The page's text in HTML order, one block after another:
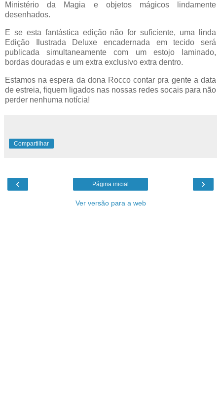
Ministério da Magia e objetos mágicos lindamente
desenhados.
E se esta fantástica edição não for suficiente, uma linda
Edição Ilustrada Deluxe encadernada em tecido será
publicada simultaneamente com um estojo laminado,
bordas douradas e um extra exclusivo extra dentro.
Estamos na espera da dona Rocco contar pra gente a data
de estreia, fiquem ligados nas nossas redes socais para não
perder nenhuma notícia!
Compartilhar
‹ ›
Página inicial
Ver versão para a web